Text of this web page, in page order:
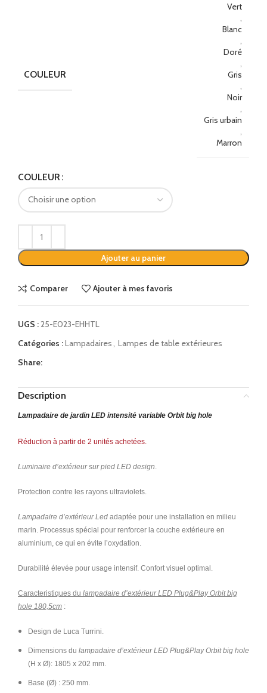
COULEUR
Vert
,
Blanc
,
Doré
,
Gris
,
Noir
,
Gris urbain
,
Marron
COULEUR
Ajouter au panier
Alternative:
Comparer Ajouter à mes favoris
UGS :25-E023-EHHTL
Catégories :Lampadaires, Lampes de table extérieures
Share:
Description
Lampadaire de jardin LED intensité variable Orbit big hole
Réduction à partir de 2 unités achetées.
Luminaire d’extérieur sur pied LED design
Protection contre les rayons ultraviolets.
Lampadaire d’extérieur Led adaptée pour une installation en milieu
marin. Processus spécial pour renforcer la couche extérieure en
aluminium, ce qui en évite l’oxydation.
Durabilité élevée pour usage intensif. Confort visuel optimal.
Caracteristiques du lampadaire d’extérieur LED Plug&Play Orbit big
hole 180,5cm :
Design de Luca Turrini.
Dimensions du lampadaire d’extérieur LED Plug&Play Orbit big hole
(H x Ø): 1805 x 202 mm.
Base (Ø) : 250 mm.